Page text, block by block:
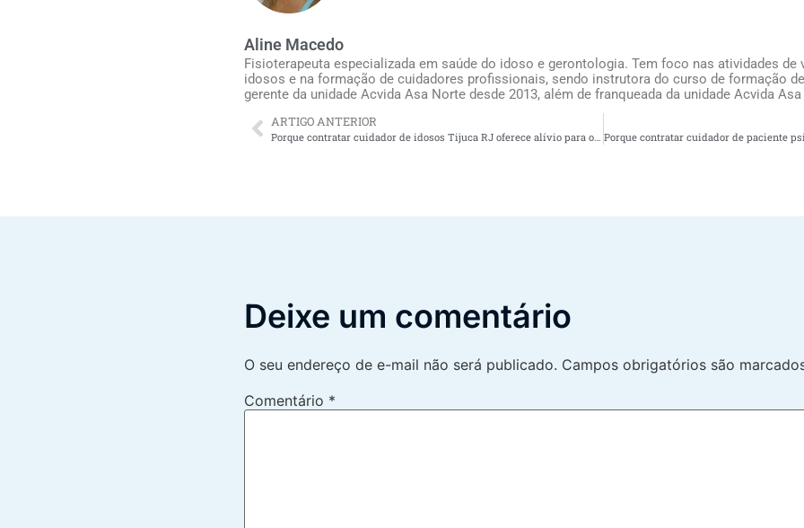
Aline Macedo
Fisioterapeuta especializada em saúde do idoso e gerontologia. Tem foco nas atividades de
idosos e na formação de cuidadores profissionais, sendo instrutora do curso de formação
gerente da unidade Acvida Asa Norte desde 2013, além de franqueada da unidade Acvida
ARTIGO ANTERIOR
Deixe um comentário
O seu endereço de e-mail não será publicado. Campos obrigatórios são
Comentário *